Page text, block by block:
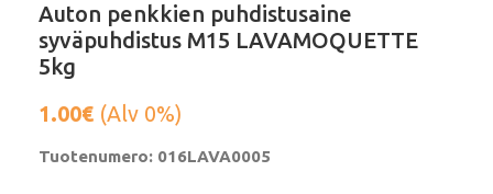
Auton penkkien puhdistusaine
syväpuhdistus M15 LAVAMOQUETTE
5kg
1.00€ (Alv 0%)
Tuotenumero: 016LAVA0005